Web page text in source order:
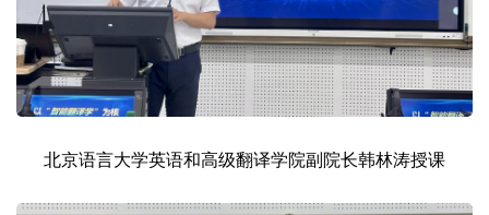
北京语言大学英语和高级翻译学院副院长韩林涛授课